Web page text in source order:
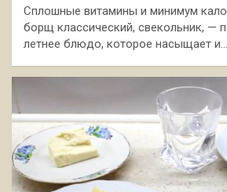
Сплошные витамины и минимум
борщ классический, свекольник, —
летнее блюдо, которое насыщает и…